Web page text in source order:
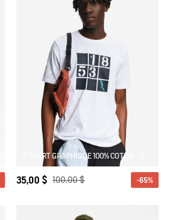
35,00 $ 100,00 $ -65%